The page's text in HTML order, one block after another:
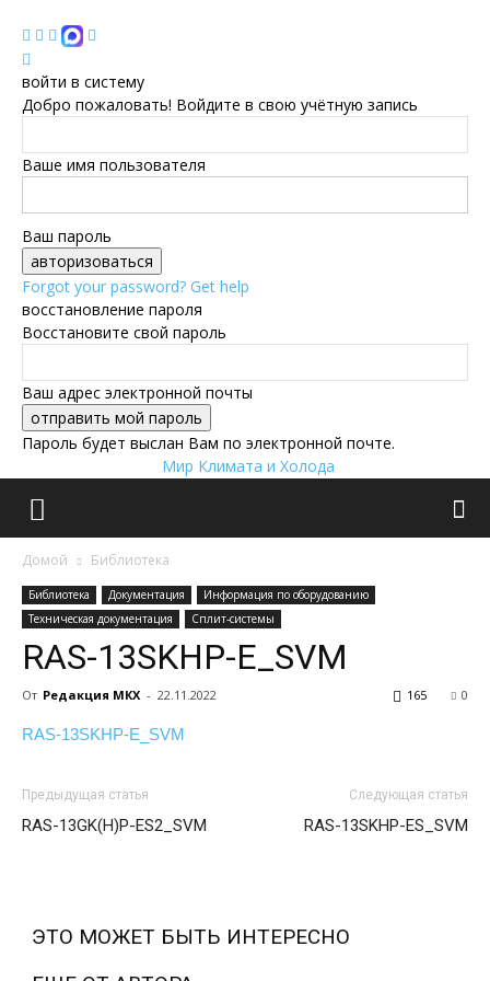
войти в систему
Добро пожаловать! Войдите в свою учётную запись
Ваше имя пользователя
Ваш пароль
Forgot your password? Get help
восстановление пароля
Восстановите свой пароль
Ваш адрес электронной почты
Пароль будет выслан Вам по электронной почте.
Мир Климата и Холода
Домой Библиотека
Библиотека Документация
Информация по оборудованию
Техническая документация
Сплит-системы
RAS-13SKHP-E_SVM
От Редакция МКХ - 22.11.2022 0
165
RAS-13SKHP-E_SVM
Предыдущая статья
RAS-13GK(H)P-ES2_SVM
Следующая статья
RAS-13SKHP-ES_SVM
ЭТО МОЖЕТ БЫТЬ ИНТЕРЕСНО